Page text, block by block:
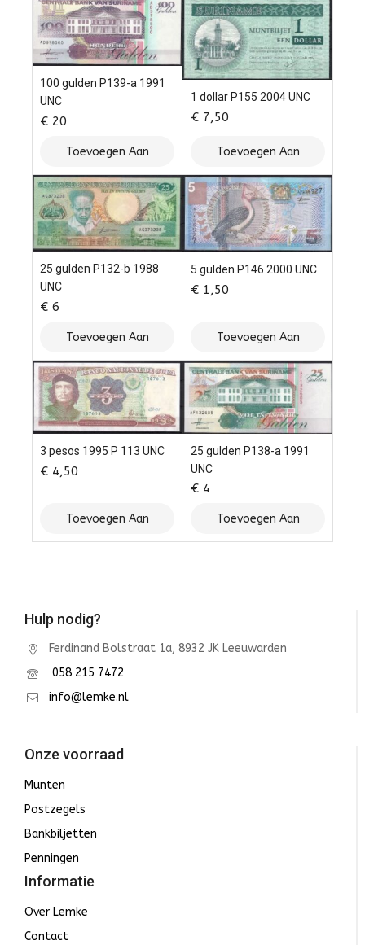
100 gulden P139-a 1991
UNC
€ 20
Toevoegen Aan
Winkelwagen
1 dollar P155 2004 UNC
€ 7,50
Toevoegen Aan
Winkelwagen
25 gulden P132-b 1988
UNC
€ 6
Toevoegen Aan
Winkelwagen
5 gulden P146 2000 UNC
€ 1,50
Toevoegen Aan
Winkelwagen
3 pesos 1995 P 113 UNC
€ 4,50
Toevoegen Aan
Winkelwagen
25 gulden P138-a 1991
UNC
€ 4
Toevoegen Aan
Winkelwagen
Hulp nodig?
Ferdinand Bolstraat 1a, 8932 JK Leeuwarden
058 215 7472
info@lemke.nl
Onze voorraad
Munten
Postzegels
Bankbiljetten
Penningen
Informatie
Over Lemke
Contact